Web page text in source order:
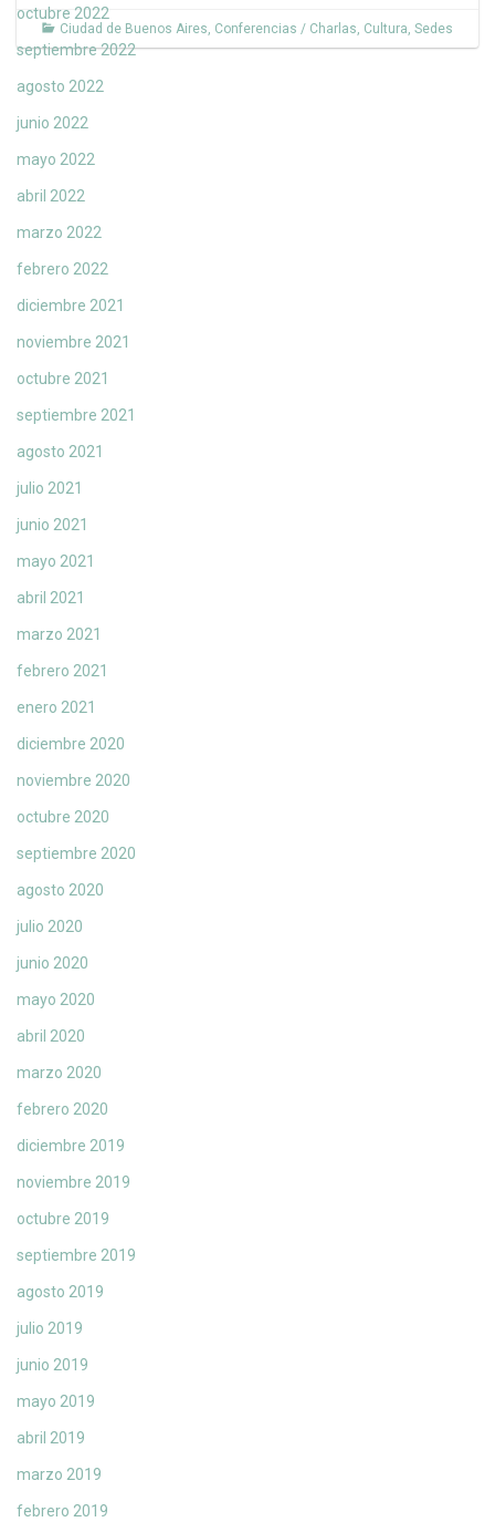
octubre 2022
septiembre 2022
agosto 2022
junio 2022
mayo 2022
abril 2022
marzo 2022
febrero 2022
diciembre 2021
noviembre 2021
octubre 2021
septiembre 2021
agosto 2021
julio 2021
junio 2021
mayo 2021
abril 2021
marzo 2021
febrero 2021
enero 2021
diciembre 2020
noviembre 2020
octubre 2020
septiembre 2020
agosto 2020
julio 2020
junio 2020
mayo 2020
abril 2020
marzo 2020
febrero 2020
diciembre 2019
noviembre 2019
octubre 2019
septiembre 2019
agosto 2019
julio 2019
junio 2019
mayo 2019
abril 2019
marzo 2019
febrero 2019
Ciudad de Buenos Aires, Conferencias / Charlas, Cultura, Sedes